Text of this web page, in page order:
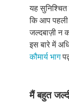
यह
कि आप
जल्दबाज़ी न
इस बारे में
कौमार्य भाग
मैं बहुत